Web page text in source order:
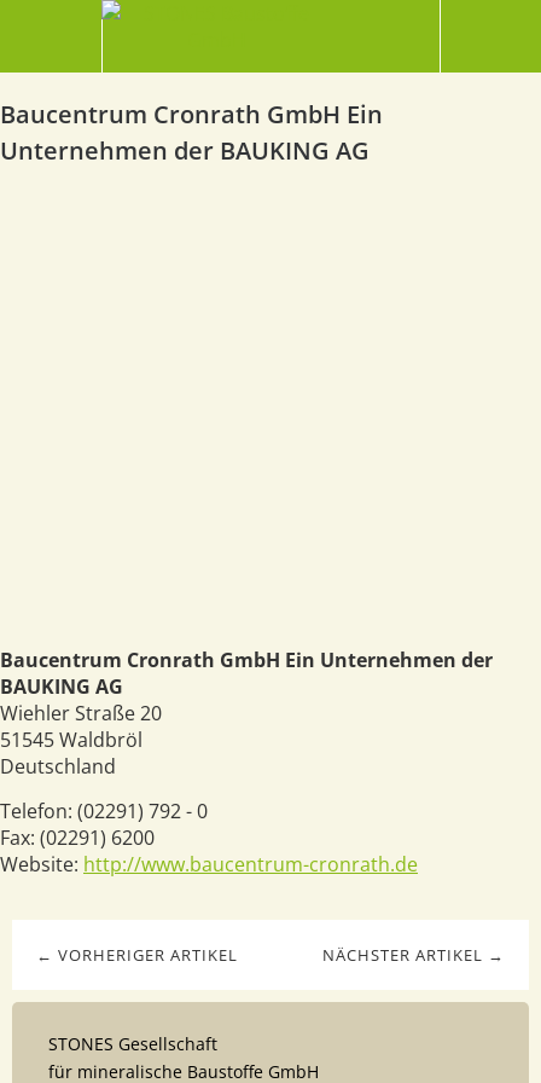
Baucentrum Cronrath GmbH Ein
Unternehmen der BAUKING AG
Baucentrum Cronrath GmbH Ein Unternehmen der
BAUKING AG
Wiehler Straße 20
51545Waldbröl
Deutschland
Telefon: (02291) 792 - 0
Fax: (02291) 6200
Website: http://www.baucentrum-cronrath.de
NÄCHSTER ARTIKEL →
← VORHERIGER ARTIKEL
STONES Gesellschaft
für mineralische Baustoffe GmbH